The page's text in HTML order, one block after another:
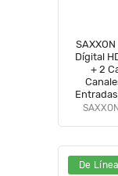
Dígital
+ 2
De Línea